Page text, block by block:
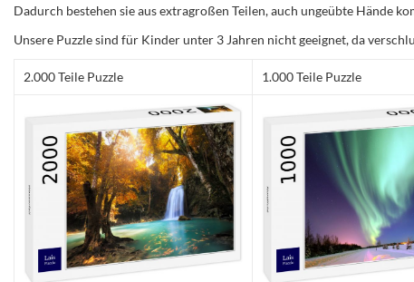
Dadurch bestehen sie aus extragroßen Teilen, auch ungeübte Hände
Unsere Puzzle sind für Kinder unter 3 Jahren nicht geeignet, da
2.000 Teile Puzzle 1.000 Teile Puzzle